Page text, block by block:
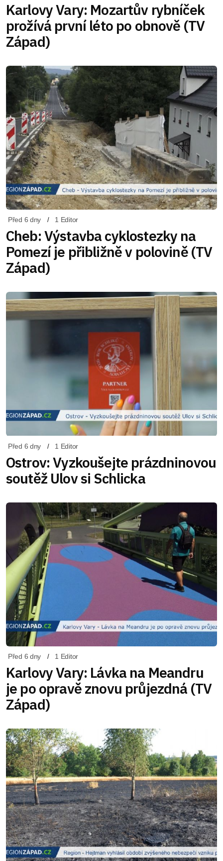
Karlovy Vary: Mozartův rybníček
prožívá první léto po obnově (TV
Západ)
Před 6 dny 1 Editor
Cheb: Výstavba cyklostezky na
Pomezí je přibližně v polovině (TV
Západ)
Před 6 dny 1 Editor
Ostrov: Vyzkoušejte prázdninovou
soutěž Ulov si Schlicka
Před 6 dny 1 Editor
Karlovy Vary: Lávka na Meandru
je po opravě znovu průjezdná (TV
Západ)